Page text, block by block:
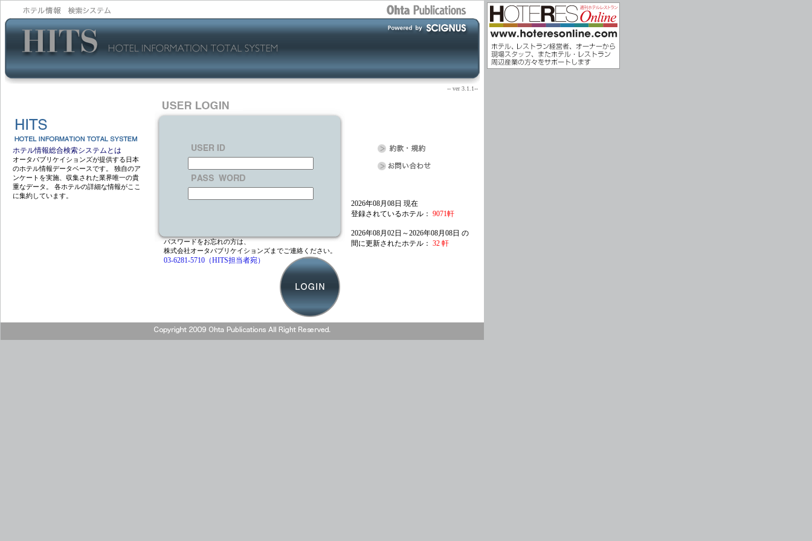
-- ver 3.1.1--
ホテル情報総合検索システムとは
オータパブリケイションズが提供する日本
のホテル情報データベースです。 独自のア
ンケートを実施、収集された業界唯一の貴
重なデータ。 各ホテルの詳細な情報がここ
に集約しています。
2026年08月08日 現在
登録されているホテル： 9071軒
2026年08月02日～2026年08月08日 の
間に更新されたホテル： 32 軒
パスワードをお忘れの方は、
株式会社オータパブリケイションズまでご連絡ください。
03-6281-5710（HITS担当者宛）